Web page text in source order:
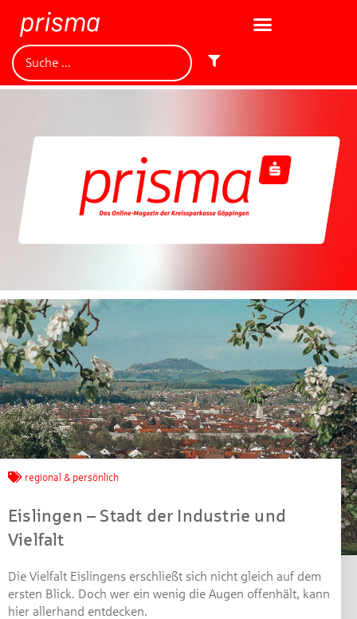
regional & persönlich
Eislingen – Stadt der Industrie und
Vielfalt
Die Vielfalt Eislingens erschließt sich nicht gleich auf dem
ersten Blick. Doch wer ein wenig die Augen offenhält, kann
hier allerhand entdecken.
Jetzt mitmachen und
gewinnen!
Machen Sie mit bei unserem Gewinnspiel! Bis 31.
Treffpunkt Gold der Kreissparkasse Göppingen im Wert
Beantworten Sie einfach folgende Frage:
Welches Jubiläum feiert die Kreissparkasse
Göppingen in diesem Jahr?